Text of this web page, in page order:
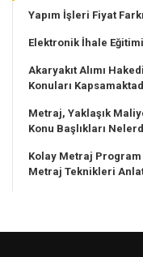
Yapım İşleri Fiyat
Elektronik İhale Eğitimi
Akaryakıt Alımı
Konuları
Metraj, Yaklaşık
Konu Başlıkları
Kolay Metraj
Metraj Teknikleri